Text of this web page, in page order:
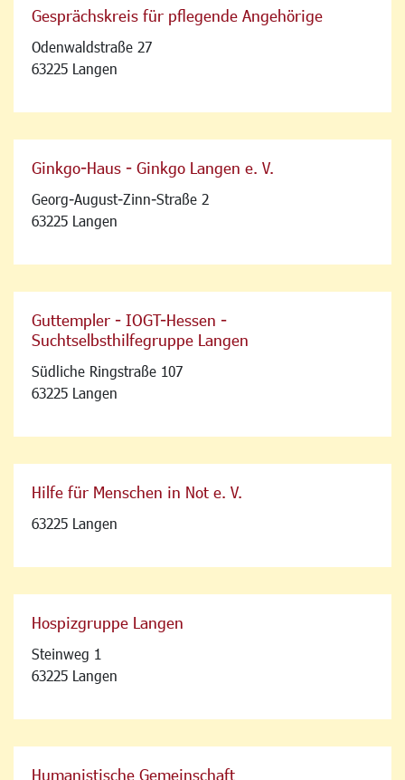
Gesprächskreis für pflegende Angehörige
Odenwaldstraße 27
63225 Langen
Ginkgo-Haus - Ginkgo Langen e. V.
Georg-August-Zinn-Straße 2
63225 Langen
Guttempler - IOGT-Hessen -
Suchtselbsthilfegruppe Langen
Südliche Ringstraße 107
63225 Langen
Hilfe für Menschen in Not e. V.
63225 Langen
Hospizgruppe Langen
Steinweg 1
63225 Langen
Humanistische Gemeinschaft